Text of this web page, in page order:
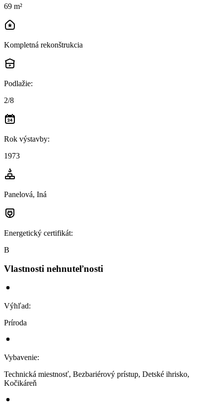
69 m²
Kompletná rekonštrukcia
Podlažie:
2/8
Rok výstavby:
1973
Panelová, Iná
Energetický certifikát:
B
Vlastnosti nehnuteľnosti
Výhľad:
Príroda
Vybavenie:
Technická miestnosť, Bezbariérový prístup, Detské ihrisko,
Kočikáreň